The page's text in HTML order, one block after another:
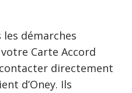
démarches
Carte Accord
directement
d’Oney. Ils